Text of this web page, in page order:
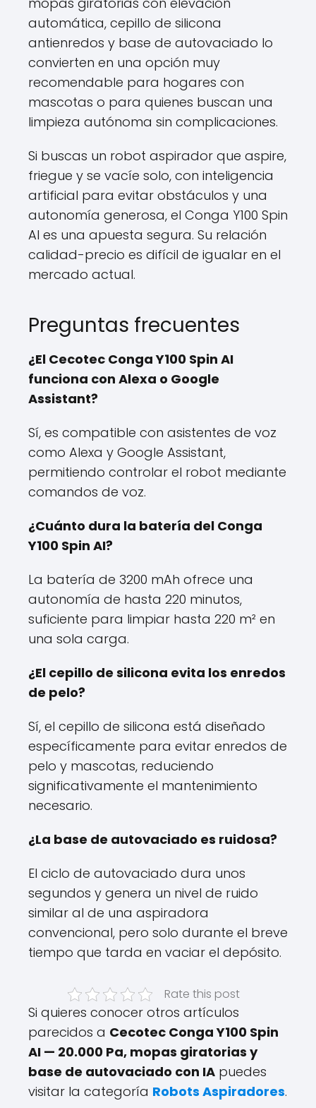
automática, cepillo de silicona
antienredos y base de autovaciado lo
convierten en una opción muy
recomendable para hogares con
mascotas o para quienes buscan una
limpieza autónoma sin complicaciones.
Si buscas un robot aspirador que aspire,
friegue y se vacíe solo, con inteligencia
artificial para evitar obstáculos y una
autonomía generosa, el Conga Y100 Spin
AI es una apuesta segura. Su relación
calidad-precio es difícil de igualar en el
mercado actual.
Preguntas frecuentes
¿El Cecotec Conga Y100 Spin AI
funciona con Alexa o Google
Assistant?
Sí, es compatible con asistentes de voz
como Alexa y Google Assistant,
permitiendo controlar el robot mediante
comandos de voz.
¿Cuánto dura la batería del Conga
Y100 Spin AI?
La batería de 3200 mAh ofrece una
autonomía de hasta 220 minutos,
suficiente para limpiar hasta 220 m² en
una sola carga.
¿El cepillo de silicona evita los enredos
de pelo?
Sí, el cepillo de silicona está diseñado
específicamente para evitar enredos de
pelo y mascotas, reduciendo
significativamente el mantenimiento
necesario.
¿La base de autovaciado es ruidosa?
El ciclo de autovaciado dura unos
segundos y genera un nivel de ruido
similar al de una aspiradora
convencional, pero solo durante el breve
tiempo que tarda en vaciar el depósito.
Rate this post
Si quieres conocer otros artículos
parecidos a Cecotec Conga Y100 Spin
AI — 20.000 Pa, mopas giratorias y
base de autovaciado con IA puedes
visitar la categoría Robots Aspiradores.